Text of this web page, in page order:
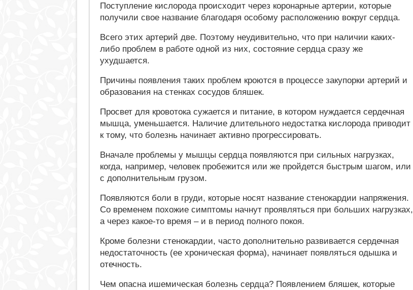
Поступление кислорода происходит через коронарные артерии, которые
получили свое название благодаря особому расположению вокруг сердца.
Всего этих артерий две. Поэтому неудивительно, что при наличии каких-
либо проблем в работе одной из них, состояние сердца сразу же
ухудшается.
Причины появления таких проблем кроются в процессе закупорки артерий и
образования на стенках сосудов бляшек.
Просвет для кровотока сужается и питание, в котором нуждается сердечная
мышца, уменьшается. Наличие длительного недостатка кислорода приводит
к тому, что болезнь начинает активно прогрессировать.
Вначале проблемы у мышцы сердца появляются при сильных нагрузках,
когда, например, человек пробежится или же пройдется быстрым шагом, или
с дополнительным грузом.
Появляются боли в груди, которые носят название стенокардии напряжения.
Со временем похожие симптомы начнут проявляться при больших нагрузках,
а через какое-то время – и в период полного покоя.
Кроме болезни стенокардии, часто дополнительно развивается сердечная
недостаточность (ее хроническая форма), начинает появляться одышка и
отечность.
Чем опасна ишемическая болезнь сердца? Появлением бляшек, которые